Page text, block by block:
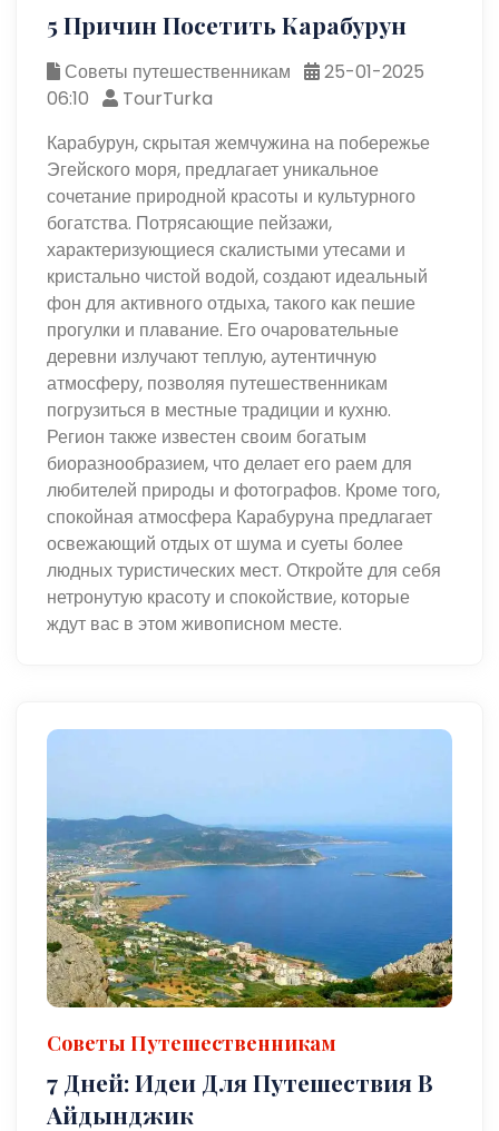
5 Причин Посетить Карабурун
Советы путешественникам
25-01-2025
06:10
TourTurka
Карабурун, скрытая жемчужина на побережье
Эгейского моря, предлагает уникальное
сочетание природной красоты и культурного
богатства. Потрясающие пейзажи,
характеризующиеся скалистыми утесами и
кристально чистой водой, создают идеальный
фон для активного отдыха, такого как пешие
прогулки и плавание. Его очаровательные
деревни излучают теплую, аутентичную
атмосферу, позволяя путешественникам
погрузиться в местные традиции и кухню.
Регион также известен своим богатым
биоразнообразием, что делает его раем для
любителей природы и фотографов. Кроме того,
спокойная атмосфера Карабуруна предлагает
освежающий отдых от шума и суеты более
людных туристических мест. Откройте для себя
нетронутую красоту и спокойствие, которые
ждут вас в этом живописном месте.
Советы Путешественникам
7 Дней: Идеи Для Путешествия В
Айдынджик